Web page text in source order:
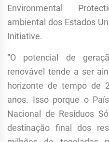
Environmental
ambiental dos Estados
Initiative.
“O potencial de
renovável tende a ser
horizonte de tempo de
anos. Isso porque o
Nacional de Resíduos
destinação final dos